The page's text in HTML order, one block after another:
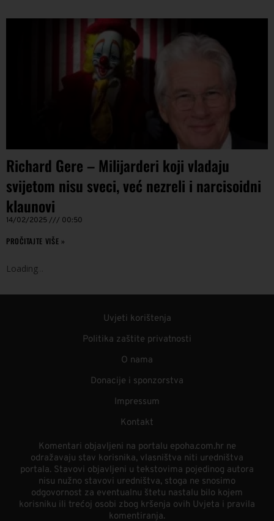
Richard Gere – Milijarderi koji vladaju
svijetom nisu sveci, već nezreli i narcisoidni
klaunovi
14/02/2025 00:50
PROČITAJTE VIŠE »
Loading
Uvjeti korištenja
Politika zaštite privatnosti
O nama
Donacije i sponzorstva
Impressum
Kontakt
Komentari objavljeni na portalu epoha.com.hr ne
odražavaju stav korisnika, vlasništva niti uredništva
portala. Stavovi objavljeni u tekstovima pojedinog autora
nisu nužno stavovi uredništva, stoga ne snosimo
odgovornost za eventualnu štetu nastalu bilo kojem
korisniku ili trećoj osobi zbog kršenja ovih Uvjeta i pravila
komentiranja.